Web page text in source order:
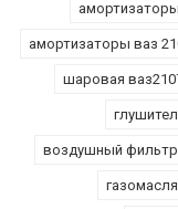
амортизаторы ваз
шаровая
воздушный фильтр